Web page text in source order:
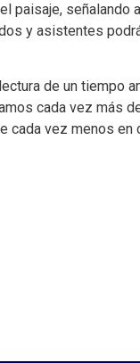
paisaje, señalando
y asistentes
de un tiempo
cada vez más
vez menos en